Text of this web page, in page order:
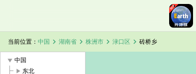
当前位置： 中国 chevron_right 湖南省 chevron_right 株洲市 chevron_right 渌口区 chevron_right 砖桥乡
play_arrow 中国
play_arrow 东北